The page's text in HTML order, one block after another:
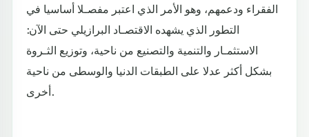
الفقراء ودعمهم، وهو الأمر الذي اعتبر مفصـلا أساسيا في
التطور الذي يشهده الاقتصـاد البرازيلي حتى الآن:
الاستثمـار والتنمية والتصنيع من ناحية، وتوزيع الثـروة
بشكل أكثر عدلا على الطبقات الدنيا والوسطى من ناحية
أخرى.